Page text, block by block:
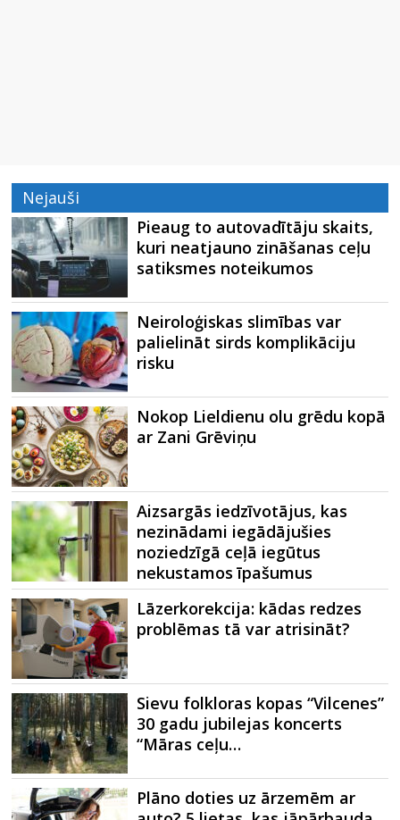
Nejauši
Pieaug to autovadītāju skaits,
kuri neatjauno zināšanas ceļu
satiksmes noteikumos
Neiroloģiskas slimības var
palielināt sirds komplikāciju
risku
Nokop Lieldienu olu grēdu kopā
ar Zani Grēviņu
Aizsargās iedzīvotājus, kas
nezinādami iegādājušies
noziedzīgā ceļā iegūtus
nekustamos īpašumus
Lāzerkorekcija: kādas redzes
problēmas tā var atrisināt?
Sievu folkloras kopas “Vilcenes”
30 gadu jubilejas koncerts
“Māras ceļu…
Plāno doties uz ārzemēm ar